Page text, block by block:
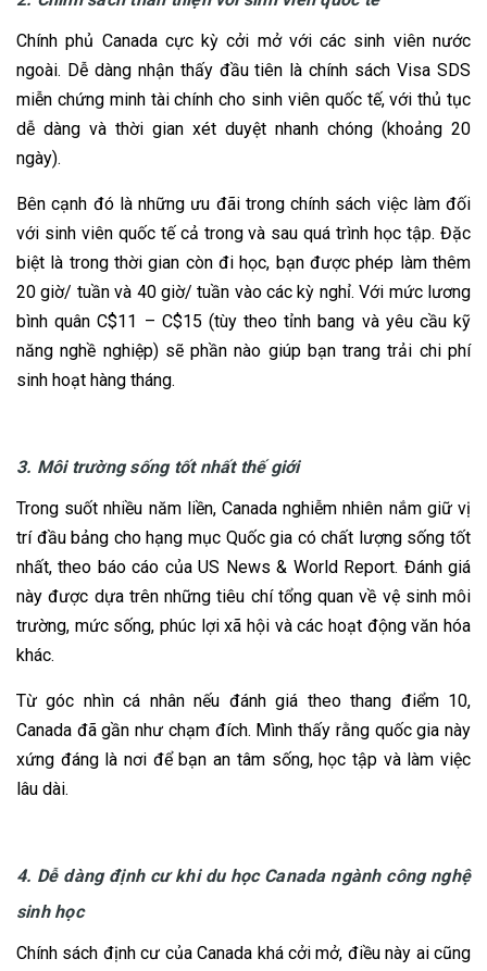
Chính phủ Canada cực kỳ cởi mở với các sinh viên nước
ngoài. Dễ dàng nhận thấy đầu tiên là chính sách Visa SDS
miễn chứng minh tài chính cho sinh viên quốc tế, với thủ tục
dễ dàng và thời gian xét duyệt nhanh chóng (khoảng 20
ngày).
Bên cạnh đó là những ưu đãi trong chính sách việc làm đối
với sinh viên quốc tế cả trong và sau quá trình học tập. Đặc
biệt là trong thời gian còn đi học, bạn được phép làm thêm
20 giờ/ tuần và 40 giờ/ tuần vào các kỳ nghỉ. Với mức lương
bình quân C$11 – C$15 (tùy theo tỉnh bang và yêu cầu kỹ
năng nghề nghiệp) sẽ phần nào giúp bạn trang trải chi phí
sinh hoạt hàng tháng.
3. Môi trường sống tốt nhất thế giới
Trong suốt nhiều năm liền, Canada nghiễm nhiên nắm giữ vị
trí đầu bảng cho hạng mục Quốc gia có chất lượng sống tốt
nhất, theo báo cáo của US News & World Report. Đánh giá
này được dựa trên những tiêu chí tổng quan về vệ sinh môi
trường, mức sống, phúc lợi xã hội và các hoạt động văn hóa
khác.
Từ góc nhìn cá nhân nếu đánh giá theo thang điểm 10,
Canada đã gần như chạm đích. Mình thấy rằng quốc gia này
xứng đáng là nơi để bạn an tâm sống, học tập và làm việc
lâu dài.
4. Dễ dàng định cư khi du học Canada ngành công nghệ
sinh học
Chính sách định cư của Canada khá cởi mở, điều này ai cũng